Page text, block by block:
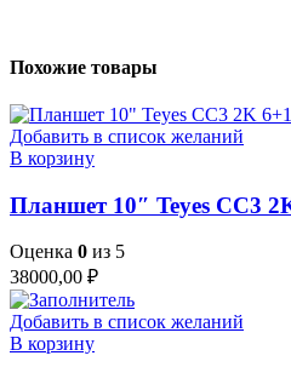
Похожие товары
Добавить в список желаний
В корзину
Планшет 10″ Teyes CC3
Оценка 0 из 5
38000,00 ₽
Добавить в список желаний
В корзину